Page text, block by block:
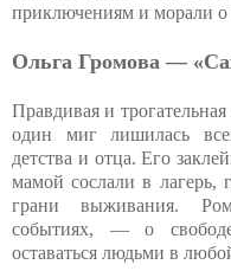
приключениям и морали
Ольга Громова —
Правдивая и
один миг лишилась
детства и отца. Его
мамой сослали в лагерь,
грани выживания.
событиях, — о
оставаться людьми в